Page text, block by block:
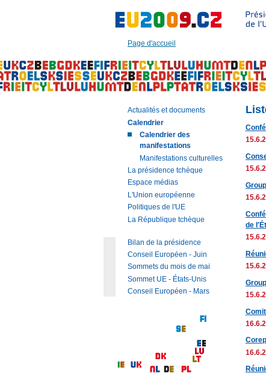
Page d'accueil
Texte
cette
page
|
Navigation
Recherche
de
Actualités et documents
Calendrier
Calendrier des
manifestations
Manifestations culturelles
La présidence tchèque
Espace médias
L'Union européenne
Politiques de l'UE
La République tchèque
Bilan de la présidence
Conseil Européen - Juin
Sommets du mois de mai
Sommet UE - États-Unis
Conseil Européen - Mars